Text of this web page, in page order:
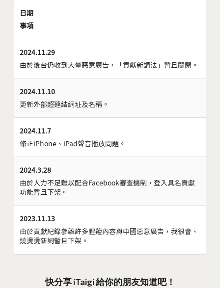
日期
事項
2024.11.29
由於後台仍收到大量惡意廣告，「貢獻新講法」暫且關閉。
2024.11.10
更新外部超連結網址及名稱。
2024.11.7
修正iPhone、iPad聲音播放問題。
2024.3.28
由於人力不足難以配合Facebook審查機制，登入具名貢獻
功能暫且下架。
2023.11.13
由於貢獻紀錄參雜許多腥羶內容與中國惡意廣告，我很會、
燒燙燙新詞暫且下架。
快分享 iTaigi 給你的朋友知道吧！